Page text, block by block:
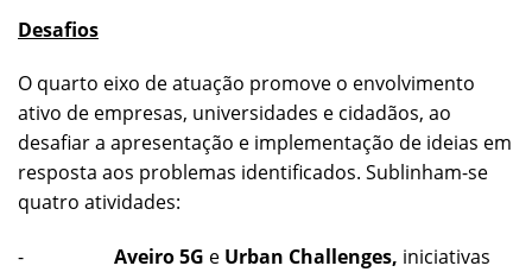
Desafios
O quarto eixo de atuação promove o envolvimento
ativo de empresas, universidades e cidadãos, ao
desafiar a apresentação e implementação de ideias em
resposta aos problemas identificados. Sublinham-se
quatro atividades:
- Aveiro 5G e Urban Challenges, iniciativas